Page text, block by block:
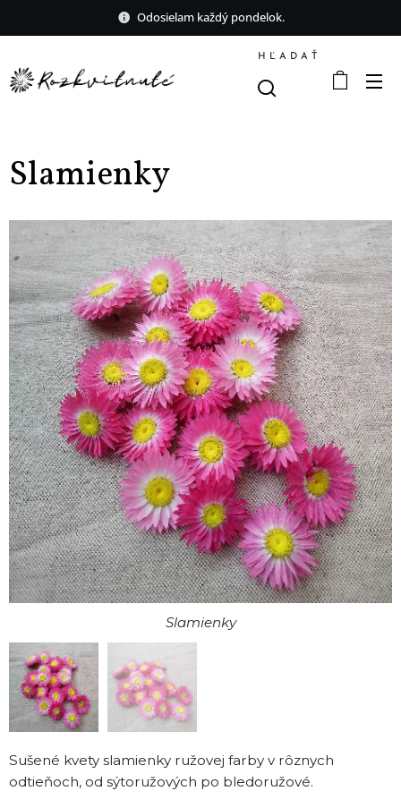
Odosielam každý pondelok.
HĽADAŤ
Slamienky
Slamienky
Sušené kvety Slamienky
Sušené kvety slamienky ružovej farby v rôznych
odtieňoch, od sýtoružových po bledoružové.